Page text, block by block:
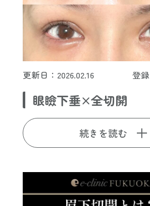
更新日：2026.02.16 登
眼瞼下垂×全切開
続きを読む